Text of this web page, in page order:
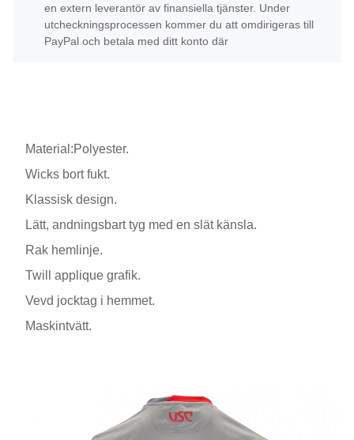
en extern leverantör av finansiella tjänster. Under
utcheckningsprocessen kommer du att omdirigeras till
PayPal och betala med ditt konto där
Material:Polyester.
Wicks bort fukt.
Klassisk design.
Lätt, andningsbart tyg med en slät känsla.
Rak hemlinje.
Twill applique grafik.
Vevd jocktag i hemmet.
Maskintvätt.